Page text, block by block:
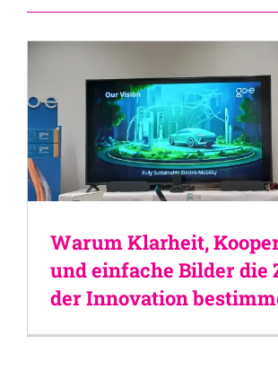
Warum Klarheit,
und einfache Bilder die
der Innovation